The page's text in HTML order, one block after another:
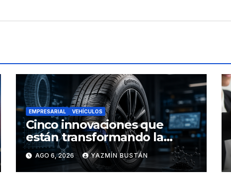
EMPRESARIAL VEHÍCULOS
Cinco innovaciones que
están transformando la
industria de los neumáticos y
redefinen el futuro de la
movilidad
AGO 6, 2026 YAZMÍN BUSTÁN